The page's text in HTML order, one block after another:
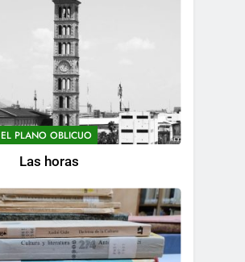
EL PLANO OBLICUO
Las horas